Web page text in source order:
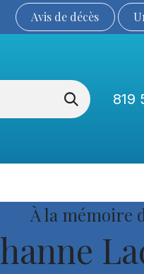
Avis de décès
819
À la mémoire